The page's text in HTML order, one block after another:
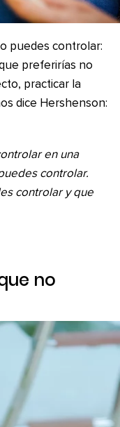
puedes controlar:
preferirías no
practicar la
dice Hershenson:
en una
controlar.
controlar y que
no